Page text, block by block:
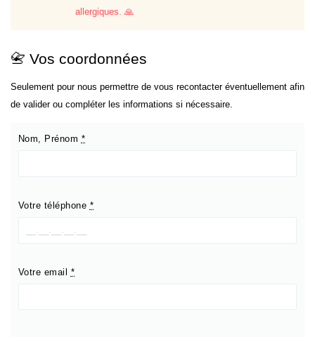
allergiques. 🙏
📇 Vos coordonnées
Seulement pour nous permettre de vous recontacter éventuellement afin
de valider ou compléter les informations si nécessaire.
Nom, Prénom *
Votre téléphone *
Votre email *